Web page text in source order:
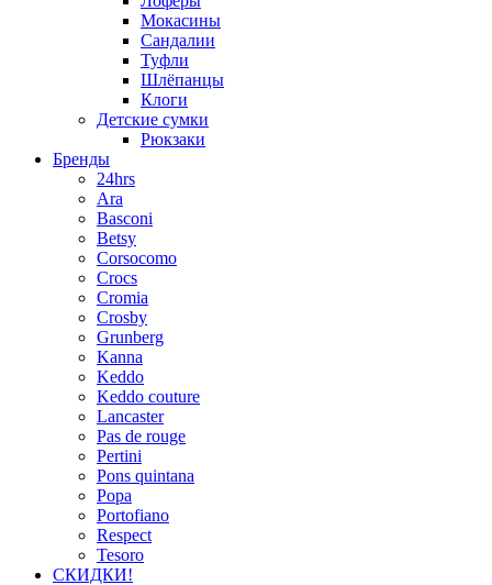
Мокасины
Сандалии
Туфли
Шлёпанцы
Клоги
Детские сумки
Рюкзаки
Бренды
24hrs
Ara
Basconi
Betsy
Corsocomo
Crocs
Cromia
Crosby
Grunberg
Kanna
Keddo
Keddo couture
Lancaster
Pas de rouge
Pertini
Pons quintana
Popa
Portofiano
Respect
Tesoro
СКИДКИ!